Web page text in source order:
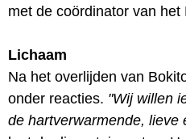
met de coördinator van
Lichaam
Na het overlijden van
onder reacties. "Wij willen
de hartverwarmende, lieve